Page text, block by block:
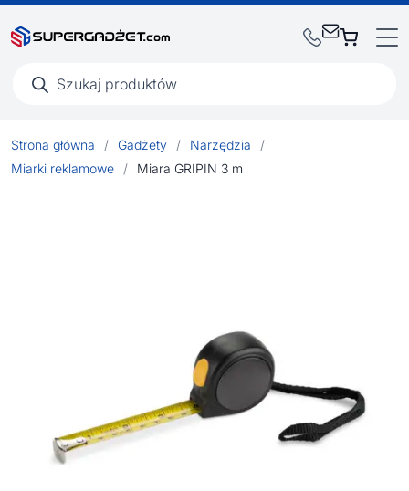
produktów
Strona główna / Gadżety / Narzędzia
/
Miarki reklamowe
/ Miara GRIPIN 3 m